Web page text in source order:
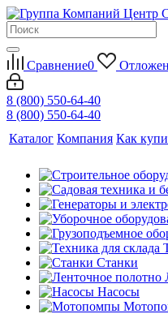
Сравнение0
8 (800) 550-64-40
8 (800) 550-64-40
Каталог Компания Как
Станки
Насосы